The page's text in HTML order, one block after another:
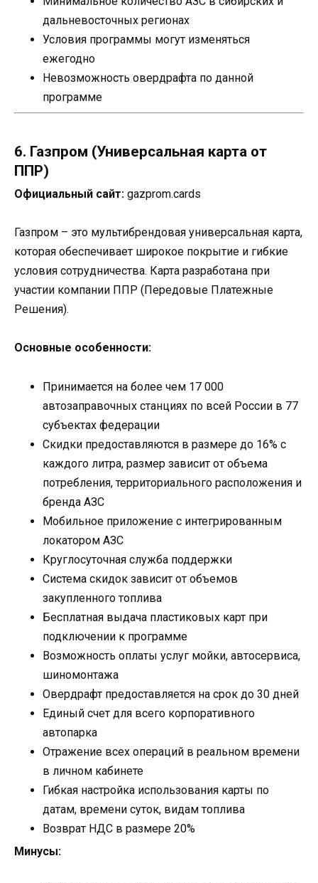
дальневосточных регионах
Условия программы могут изменяться
ежегодно
Невозможность овердрафта по данной
программе
6. Газпром (Универсальная карта от
ППР)
Официальный сайт: gazprom.cards
Газпром – это мультибрендовая универсальная карта,
которая обеспечивает широкое покрытие и гибкие
условия сотрудничества. Карта разработана при
участии компании ППР (Передовые Платежные
Решения).
Основные особенности:
Принимается на более чем 17 000
автозаправочных станциях по всей России в 77
субъектах федерации
Скидки предоставляются в размере до 16% с
каждого литра, размер зависит от объема
потребления, территориального расположения и
бренда АЗС
Мобильное приложение с интегрированным
локатором АЗС
Круглосуточная служба поддержки
Система скидок зависит от объемов
закупленного топлива
Бесплатная выдача пластиковых карт при
подключении к программе
Возможность оплаты услуг мойки, автосервиса,
шиномонтажа
Овердрафт предоставляется на срок до 30 дней
Единый счет для всего корпоративного
автопарка
Отражение всех операций в реальном времени
в личном кабинете
Гибкая настройка использования карты по
датам, времени суток, видам топлива
Возврат НДС в размере 20%
Минусы: